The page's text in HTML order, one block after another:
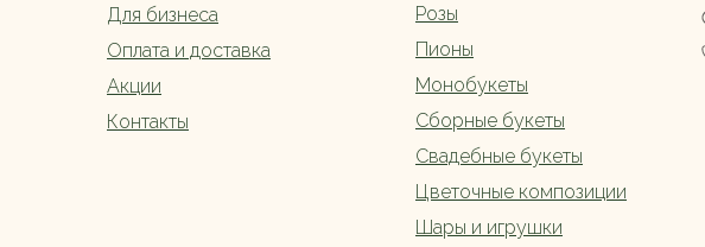
Оплата и доставка
Сборные букеты
Свадебные букеты
Для бизнеса
Монобукеты
Цветочные композиции
Акции
Контакты
Шары и игрушки
Розы
Пионы